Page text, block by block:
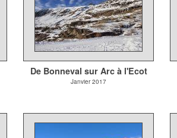
De Bonneval sur Arc à l'Ecot
Janvier 2017